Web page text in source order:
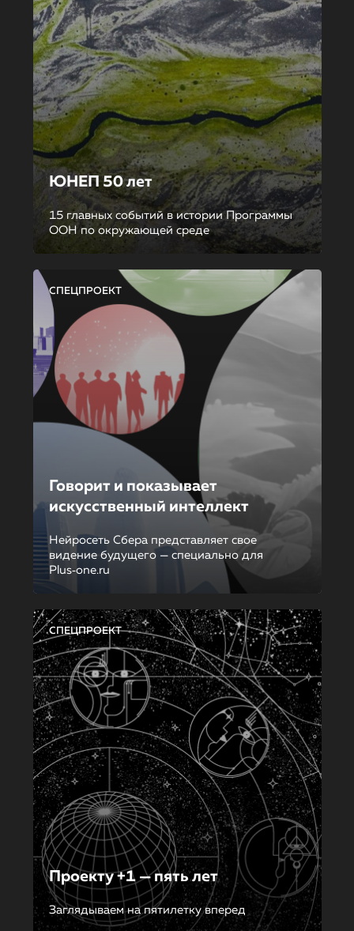
ЮНЕП 50 лет
15 главных событий в истории Программы
ООН по окружающей среде
СПЕЦПРОЕКТ
Говорит и показывает
искусственный интеллект
Нейросеть Сбера представляет свое
видение будущего — специально для
Plus‑one.ru
СПЕЦПРОЕКТ
Проекту +1 — пять лет
Заглядываем на пятилетку вперед